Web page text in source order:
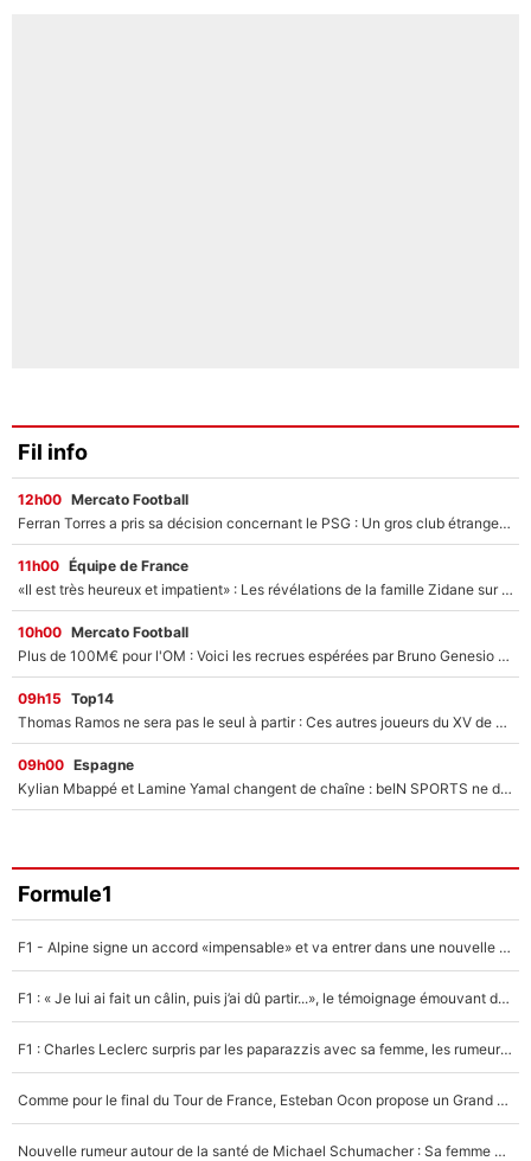
Fil info
12h00 Mercato Football
Ferran Torres a pris sa décision concernant le PSG : Un gros club étranger prêt à relancer le feuilleton pour la signature du champion du monde 2026 !
11h00 Équipe de France
«Il est très heureux et impatient» : Les révélations de la famille Zidane sur sa prise de pouvoir en équipe de France !
10h00 Mercato Football
Plus de 100M€ pour l'OM : Voici les recrues espérées par Bruno Genesio et Grégory Lorenzi après l’opération dégraissage
09h15 Top14
Thomas Ramos ne sera pas le seul à partir : Ces autres joueurs du XV de France pourraient aussi quitter le Stade Toulousain, un club de Top 14 est déjà sur les rangs
09h00 Espagne
Kylian Mbappé et Lamine Yamal changent de chaîne : beIN SPORTS ne digère pas cette décision historique et prédit un fiasco pour la Liga
Formule1
F1 - Alpine signe un accord «impensable» et va entrer dans une nouvelle dimension : Grande nouvelle pour Pierre Gasly !
F1 : « Je lui ai fait un câlin, puis j’ai dû partir...», le témoignage émouvant de Max Verstappen sur sa fille
F1 : Charles Leclerc surpris par les paparazzis avec sa femme, les rumeurs étaient vraies !
Comme pour le final du Tour de France, Esteban Ocon propose un Grand Prix de Formule 1 à Paris : «Autour de l’Arc de Triomphe, ce serait génial» !
Nouvelle rumeur autour de la santé de Michael Schumacher : Sa femme Corinna sort du silence